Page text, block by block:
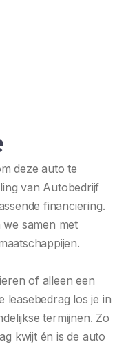
deze auto te
van Autobedrijf
financiering.
samen met
of alleen een
leasebedrag los je in
termijnen. Zo
kwijt én is de auto